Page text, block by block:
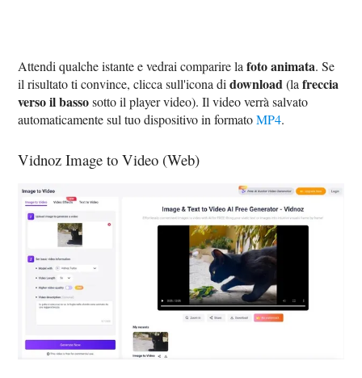
Attendi qualche istante e vedrai comparire lafoto animata. Se
il risultato ti convince, clicca sull'icona didownload(lafreccia
verso il bassosotto il player video). Il video verrà salvato
automaticamente sul tuo dispositivo in formatoMP4.
Vidnoz Image to Video (Web)